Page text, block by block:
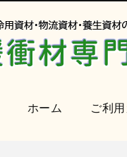
ホーム ご利